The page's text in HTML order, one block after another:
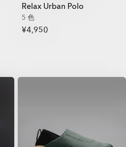
Relax Urban Polo
5 色
¥4,950